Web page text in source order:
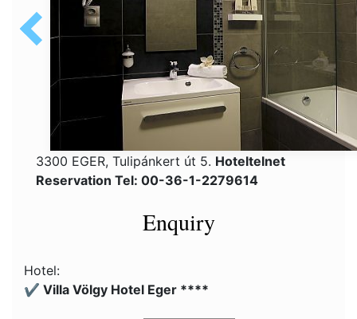
3300 EGER, Tulipánkert út 5. Hoteltelnet
Reservation Tel: 00-36-1-2279614
Enquiry
Hotel:
✔️ Villa Völgy Hotel Eger ****